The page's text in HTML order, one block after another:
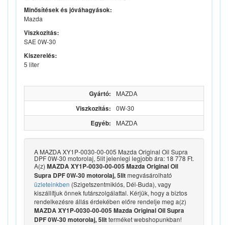
Minősítések és jóváhagyások:
Mazda
Viszkozitás:
SAE 0W-30
Kiszerelés:
5 liter
Gyártó: MAZDA
Viszkozitás: 0W-30
Egyéb: MAZDA
A MAZDA XY1P-0030-00-005 Mazda Original Oil Supra
DPF 0W-30 motorolaj, 5lit jelenlegi legjobb ára: 18 778 Ft.
A(z) MAZDA XY1P-0030-00-005 Mazda Original Oil
Supra DPF 0W-30 motorolaj, 5litmegvásárolható
üzleteinkben (Szigetszentmiklós, Dél-Buda), vagy
kiszállítjuk önnek futárszolgálattal. Kérjük, hogy a biztos
rendelkezésre állás érdekében előre rendelje meg a(z)
MAZDA XY1P-0030-00-005 Mazda Original Oil Supra
DPF 0W-30 motorolaj, 5litterméket webshopunkban!